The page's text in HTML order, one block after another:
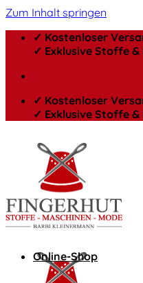
Zum Inhalt springen
✓ Kostenloser
✓ Exklusive Stoffe
✓ Kostenloser
✓ Exklusive Stoffe
Online-Shop